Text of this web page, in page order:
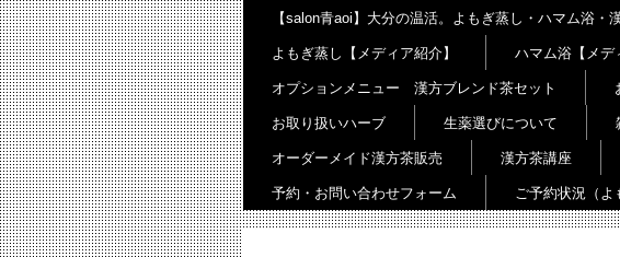
【salon青aoi】大分の温活。よもぎ蒸し・ハマム浴・
よもぎ蒸し【メディア紹介】 ハマム浴【メデ
オプションメニュー 漢方ブレンド茶セット
お取り扱いハーブ 生薬選びについて
オーダーメイド漢方茶販売 漢方茶講座
予約・お問い合わせフォーム ご予約状況（